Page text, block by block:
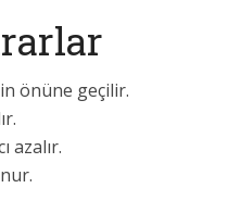
önüne geçilir.
azalır.